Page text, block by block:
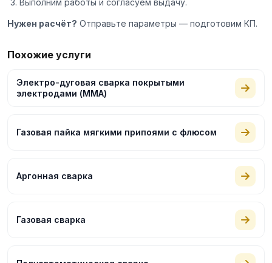
Выполним работы и согласуем выдачу.
Нужен расчёт? Отправьте параметры — подготовим КП.
Похожие услуги
Электро-дуговая сварка покрытыми
электродами (ММА)
Газовая пайка мягкими припоями с флюсом
Аргонная сварка
Газовая сварка